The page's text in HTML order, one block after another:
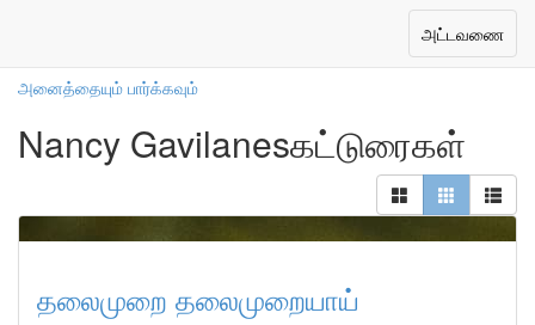
Toggle
navigation
அட்டவணை
அனைத்தையும் பார்க்கவும்
Nancy Gavilanesகட்டுரைகள்
தலைமுறை தலைமுறையாய்